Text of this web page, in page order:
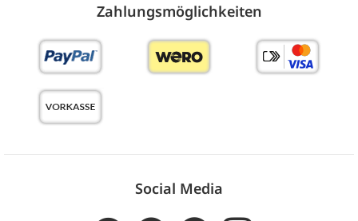
Zahlungs­möglich­keiten
Social Media